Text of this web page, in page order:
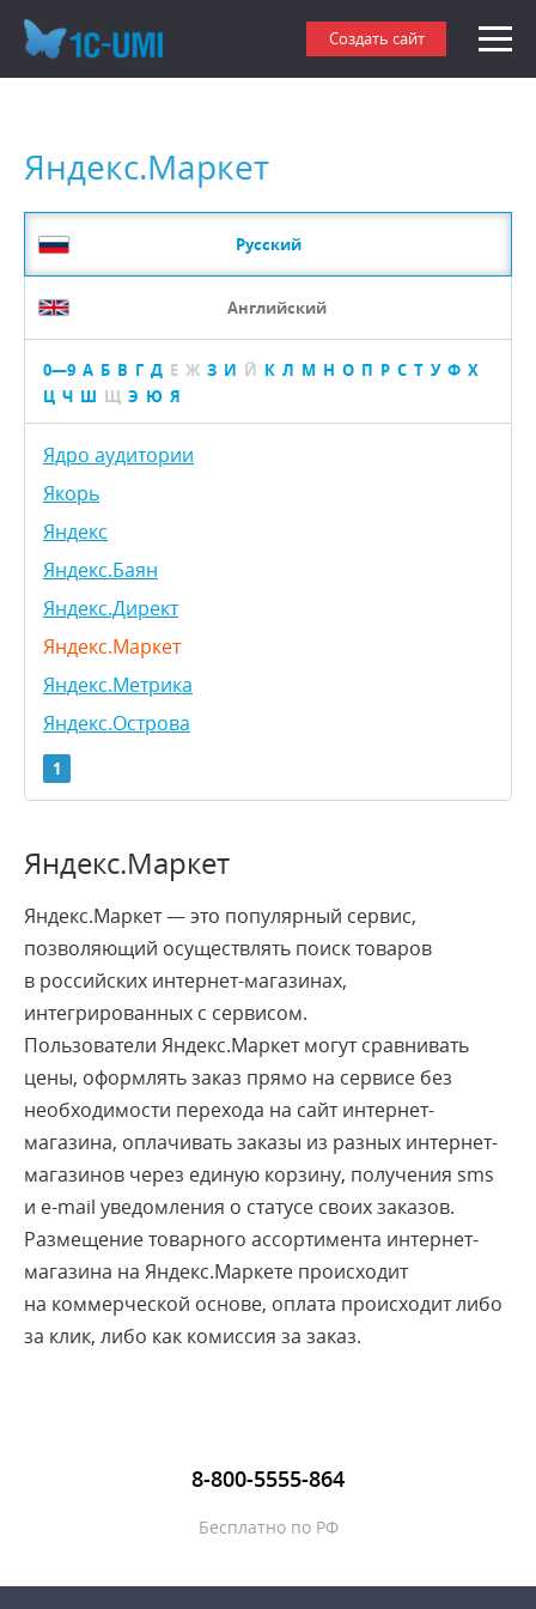
Создать сайт
Яндекс.Маркет
Русский
Английский
0—9 А Б В Г Д Е Ж З И Й К Л М Н О П Р С Т У Ф Х
Ц Ч Ш Щ Э Ю Я
Ядро аудитории
Якорь
Яндекс
Яндекс.Баян
Яндекс.Директ
Яндекс.Маркет
Яндекс.Метрика
Яндекс.Острова
1
AJAX
API
CMS
CSV
DNS
Domain name
Email-маркетинг
Яндекс.Маркет
Яндекс.Маркет — это популярный сервис,
позволяющий осуществлять поиск товаров
в российских интернет-магазинах,
интегрированных с сервисом.
Пользователи Яндекс.Маркет могут сравнивать
цены, оформлять заказ прямо на сервисе без
необходимости перехода на сайт интернет-
магазина, оплачивать заказы из разных интернет-
магазинов через единую корзину, получения sms
и e-mail уведомления о статусе своих заказов.
Размещение товарного ассортимента интернет-
магазина на Яндекс.Маркете происходит
на коммерческой основе, оплата происходит либо
за клик, либо как комиссия за заказ.
8-800-5555-864
Бесплатно по РФ